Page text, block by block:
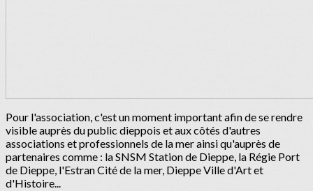
Pour l'association, c'est un moment important afin de se rendre
visible auprès du public dieppois et aux côtés d'autres
associations et professionnels de la mer ainsi qu'auprès de
partenaires comme : la SNSM Station de Dieppe, la Régie Port
de Dieppe, l'Estran Cité de la mer, Dieppe Ville d'Art et
d'Histoire...